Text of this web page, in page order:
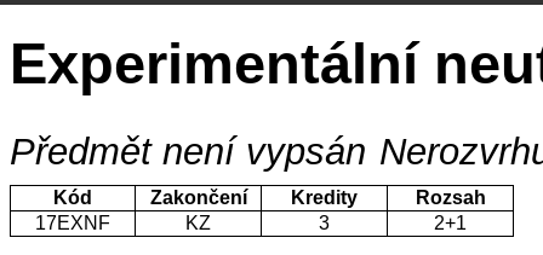
Experimentální
Předmět není vypsán
Kód Zakončení Kredity
Rozsah
17EXNF
KZ 3 2+1